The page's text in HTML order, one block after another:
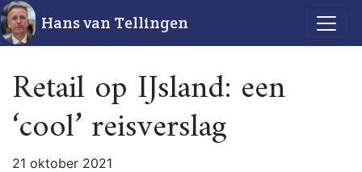
Hans van Tellingen
Retail op IJsland: een
‘cool’ reisverslag
21 oktober 2021